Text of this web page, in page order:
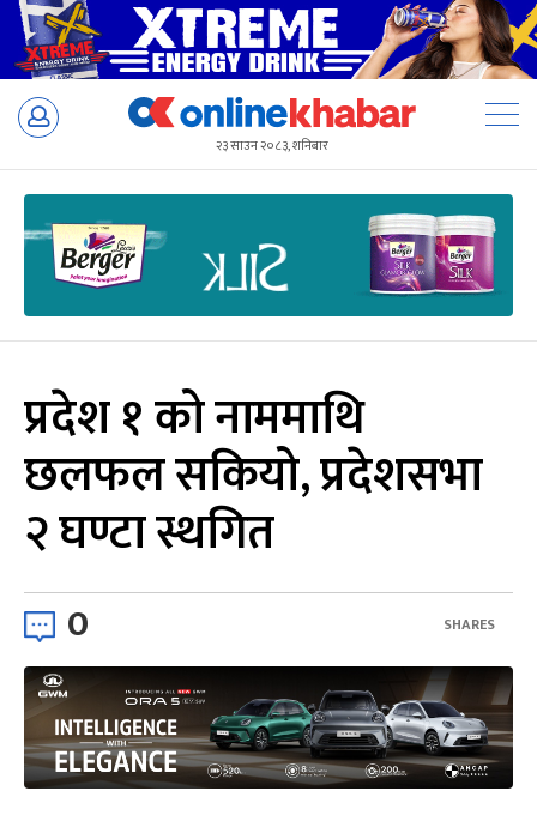
Skip
२३ साउन २०८३, शनिबार
प्रदेश १ को नाममाथि
छलफल सकियो, प्रदेशसभा
२ घण्टा स्थगित
0 SHARES